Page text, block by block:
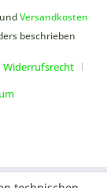
Versandkosten
beschrieben
Widerrufsrecht